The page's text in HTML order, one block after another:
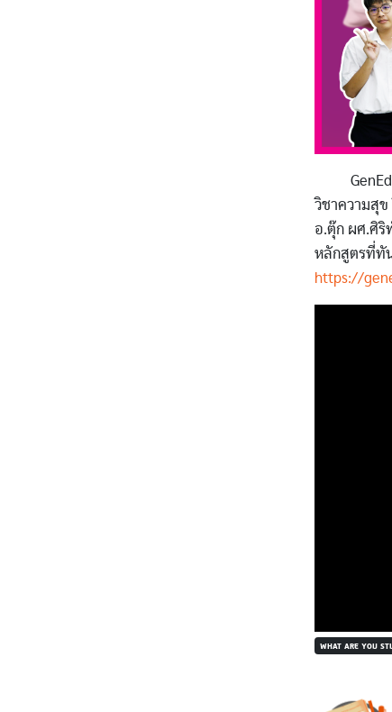
GenEd พ
วิชาความสุ
อ.ตุ๊ก ผศ.ศิริ
หลักสูตรที่ทั
https://
WHAT ARE YOU